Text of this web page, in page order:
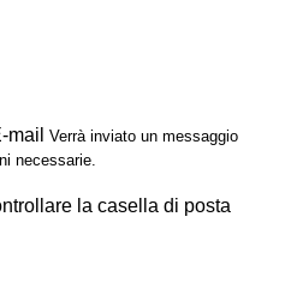
mail Verrà inviato un messaggio
necessarie.
la casella di posta